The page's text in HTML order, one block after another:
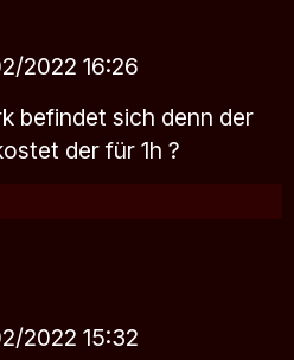
2022 16:26
befindet sich denn der
der für 1h ?
2022 15:32